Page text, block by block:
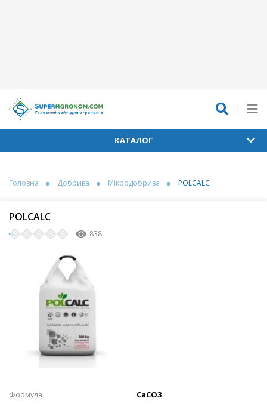
КАТАЛОГ
Головна Добрива Мікродобрива POLCALC
POLCALC
838
Формулa CaCO3